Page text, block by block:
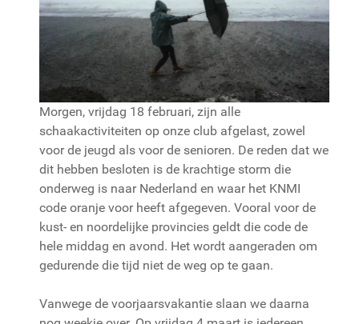
Morgen, vrijdag 18 februari, zijn alle
schaakactiviteiten op onze club afgelast, zowel
voor de jeugd als voor de senioren. De reden dat we
dit hebben besloten is de krachtige storm die
onderweg is naar Nederland en waar het KNMI
code oranje voor heeft afgegeven. Vooral voor de
kust- en noordelijke provincies geldt die code de
hele middag en avond. Het wordt aangeraden om
gedurende die tijd niet de weg op te gaan.
Vanwege de voorjaarsvakantie slaan we daarna